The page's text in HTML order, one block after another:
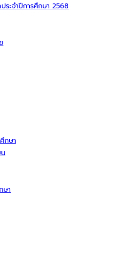
ะจำปีการศึกษา 2568
กษา
ษา